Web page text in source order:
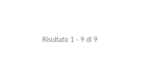
Risultato 1 - 9 di 9